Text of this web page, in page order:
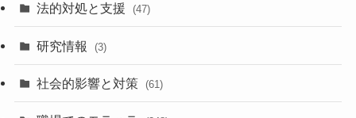
法的対処と支援 (47)
研究情報 (3)
社会的影響と対策 (61)